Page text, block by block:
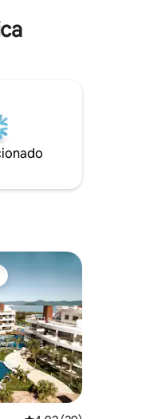
na sala.
gratuito. A
(5min a
Centro de
dos hóspedes